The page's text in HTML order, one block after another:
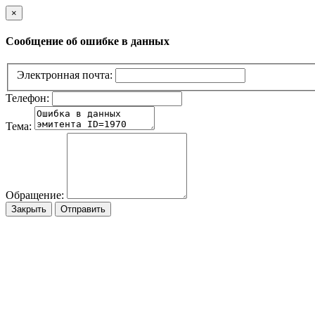
×
Сообщение об ошибке в данных
Электронная почта:
Телефон:
Тема:
Обращение:
Закрыть Отправить